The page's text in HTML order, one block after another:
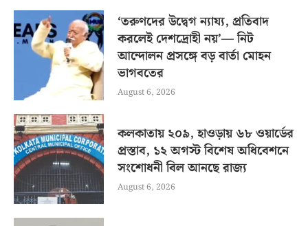
‘তরুণদের উদ্বেগ ন্যায্য, প্রতিবাদ
করলেই দেশদ্রোহী নয়’— নিট
আন্দোলন প্রসঙ্গে বড় বার্তা মোহন
ভাগবতের
August 6, 2026
কলকাতায় ২০৯, হাওড়ায় ৬৮ ওয়ার্ডের
প্রস্তাব, ১২ অগস্ট বিশেষ অধিবেশনে
সংশোধনী বিল আনছে রাজ্য
August 6, 2026